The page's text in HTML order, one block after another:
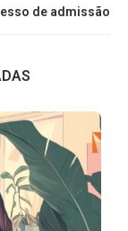
de admissão